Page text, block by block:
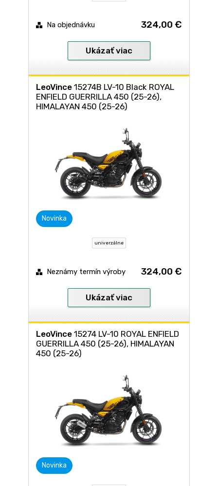
Na objednávku 324,00 €
Ukázať viac
LeoVince 15274B LV-10 Black ROYAL
ENFIELD GUERRILLA 450 (25-26),
HIMALAYAN 450 (25-26)
Novinka
univerzálne
Neznámy termín výroby 324,00 €
Ukázať viac
LeoVince 15274 LV-10 ROYAL ENFIELD
GUERRILLA 450 (25-26), HIMALAYAN
450 (25-26)
Novinka